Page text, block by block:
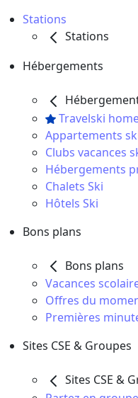
Stations
Stations
Hébergements
Travelski
Appartements
Clubs vacances
Hébergements
Chalets Ski
Hôtels Ski
Bons plans
Bons plans
Vacances
Offres du
Premières
Sites CSE & Groupes
Sites CSE &